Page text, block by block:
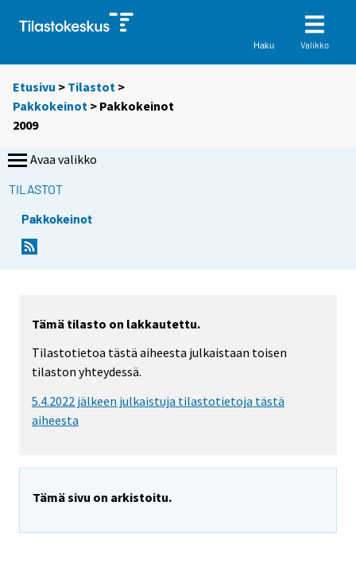
Haku Valikko
Etusivu > Tilastot >
Pakkokeinot > Pakkokeinot
2009
Avaa valikko
TILASTOT
Pakkokeinot
Tämä tilasto on lakkautettu.
Tilastotietoa tästä aiheesta julkaistaan toisen
tilaston yhteydessä.
5.4.2022 jälkeen julkaistuja tilastotietoja tästä
aiheesta
Tämä sivu on arkistoitu.